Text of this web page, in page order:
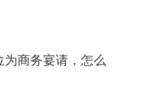
商务宴请，怎么